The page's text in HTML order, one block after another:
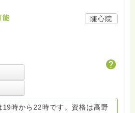
能
随心院
19時から22時です。資格は高野